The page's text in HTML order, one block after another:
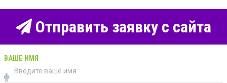
Отправить заявку с сайта
ВАШЕ ИМЯ